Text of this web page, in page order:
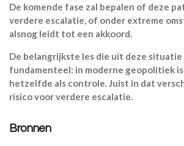
De komende fase zal bepalen of deze
verdere escalatie, of onder extreme
alsnog leidt tot een akkoord.
De belangrijkste les die uit deze situatie
fundamenteel: in moderne geopolitiek
hetzelfde als controle. Juist in dat
risico voor verdere escalatie.
Bronnen